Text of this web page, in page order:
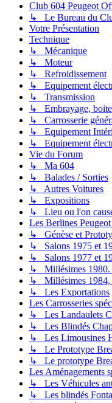
Club 604 Peugeot
↳ Le Bureau du
Votre Présentation
Technique
↳ Mécanique
↳ Moteur
↳ Refroidissement
↳ Equipement
↳ Transmission
↳ Embrayage, boite
↳ Carrosserie
↳ Equipement
↳ Equipement
Vie du Forum
↳ Ma 604
↳ Balades / Sorties
↳ Autres Voitures
↳ Expositions
↳ Lieu ou l'on
Les Berlines
↳ Génèse et
↳ Salons 1975 et
↳ Salons 1977 et
↳ Millésimes 1980.
↳ Millésimes 1984,
↳ Les Exportations
Les Carrosseries
↳ Les Landaulets
↳ Les Blindés
↳ Les Limousines
↳ Le Prototype
↳ Le prototype
Les Aménagements
↳ Les Véhicules
↳ Les blindés